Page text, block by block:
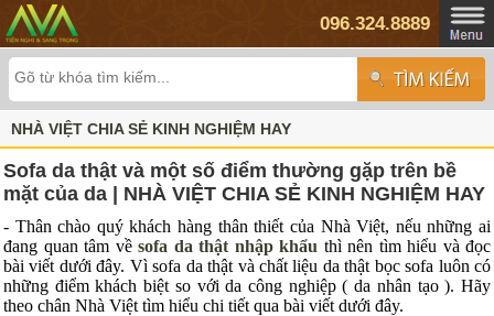
096.324.8889
NHÀ VIỆT CHIA SẺ KINH NGHIỆM HAY
Sofa da thật và một số điểm thường gặp trên bề
mặt của da | NHÀ VIỆT CHIA SẺ KINH NGHIỆM HAY
- Thân chào quý khách hàng thân thiết của Nhà Việt, nếu những ai
đang quan tâm về sofa da thật nhập khẩu thì nên tìm hiểu và đọc
bài viết dưới đây. Vì sofa da thật và chất liệu da thật bọc sofa luôn có
những điểm khách biệt so với da công nghiệp ( da nhân tạo ). Hãy
theo chân Nhà Việt tìm hiểu chi tiết qua bài viết dưới đây.